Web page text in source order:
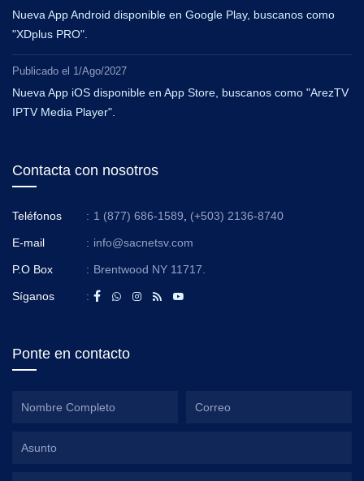
Nueva App Android disponible en Google Play, buscanos como
"XDplus PRO".
Publicado el 1/Ago/2027
Nueva App iOS disponible en App Store, buscanos como "ArezTV
IPTV Media Player".
Contacta con nosotros
Teléfonos : 1 (877) 686-1589 (+503) 2136-8740
E-mail : info@sacnetsv.com
P.O Box : Brentwood NY 11717.
Síganos :
Ponte en contacto